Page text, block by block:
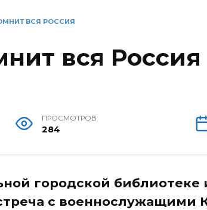
ВСЯ РОССИЯ
вся Россия
ПРОСМОТРОВ
284
городской
с военнослужащими